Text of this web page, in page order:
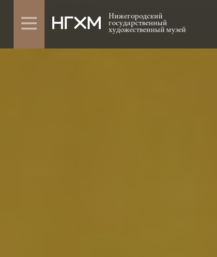
Нижегородский
государственный
художественный музей